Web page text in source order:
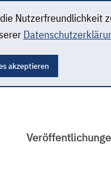
Nutzerfreundlichkeit
akzeptieren